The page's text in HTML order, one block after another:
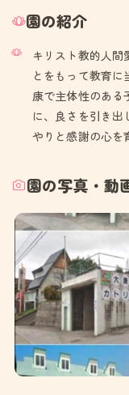
園の紹介
キリスト教的人間
とをもって教育
康で主体性のあ
に、良さを引き
やりと感謝の心を
園の写真・動